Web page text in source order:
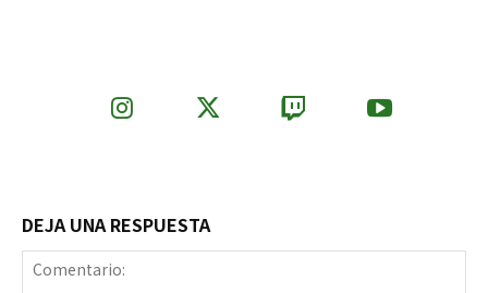
DEJA UNA RESPUESTA